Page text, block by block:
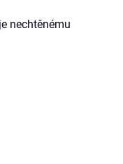
nechtěnému